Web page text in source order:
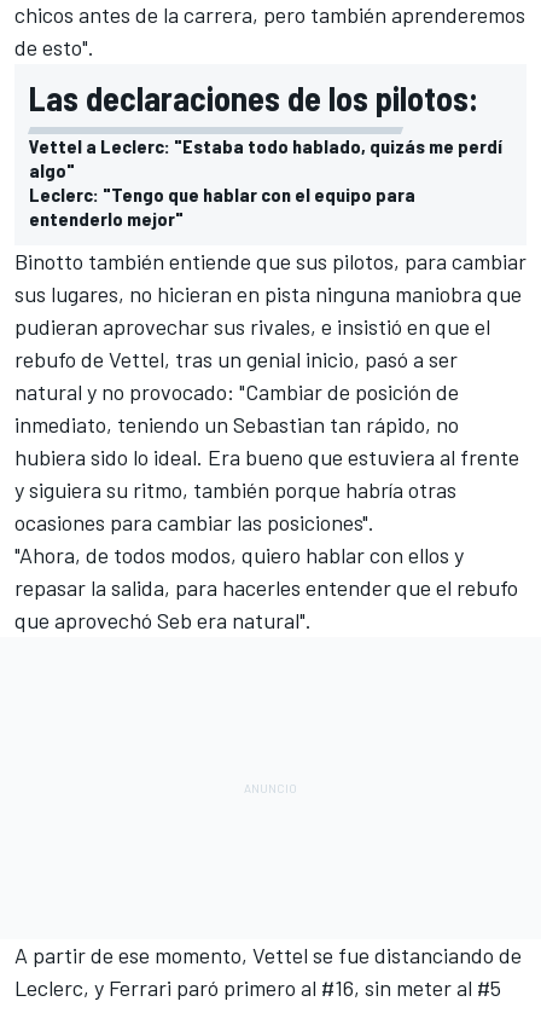
chicos antes de la carrera, pero también aprenderemos
de esto".
Las declaraciones de los pilotos:
Vettel a Leclerc: "Estaba todo hablado, quizás me perdí
algo"
Leclerc: "Tengo que hablar con el equipo para
entenderlo mejor"
Binotto también entiende que sus pilotos, para cambiar
sus lugares, no hicieran en pista ninguna maniobra que
pudieran aprovechar sus rivales, e insistió en que el
rebufo de Vettel, tras un genial inicio, pasó a ser
natural y no provocado: "Cambiar de posición de
inmediato, teniendo un Sebastian tan rápido, no
hubiera sido lo ideal. Era bueno que estuviera al frente
y siguiera su ritmo, también porque habría otras
ocasiones para cambiar las posiciones".
"Ahora, de todos modos, quiero hablar con ellos y
repasar la salida, para hacerles entender que el rebufo
que aprovechó Seb era natural".
A partir de ese momento, Vettel se fue distanciando de
Leclerc, y Ferrari paró primero al #16, sin meter al #5